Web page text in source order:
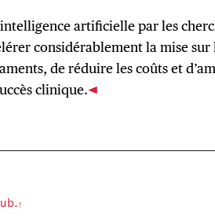
artificielle par les
considérablement la mise sur
de réduire les coûts et
clinique.